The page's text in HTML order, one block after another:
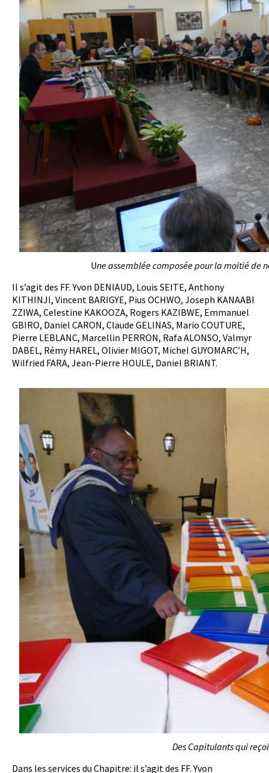
Une assemblée composée pour la moitié de
Il s’agit des FF. Yvon DENIAUD, Louis SEITE, Anthony
KITHINJI, Vincent BARIGYE, Pius OCHWO, Joseph KANAABI
ZZIWA, Celestine KAKOOZA, Rogers KAZIBWE, Emmanuel
GBIRO, Daniel CARON, Claude GELINAS, Mario COUTURE,
Pierre LEBLANC, Marcellin PERRON, Rafa ALONSO, Valmyr
DABEL, Rémy HAREL, Olivier MIGOT, Michel GUYOMARC’H,
Wilfried FARA, Jean-Pierre HOULE, Daniel BRIANT.
Des Capitulants qui
Dans les services du Chapitre: il s’agit des FF. Yvon